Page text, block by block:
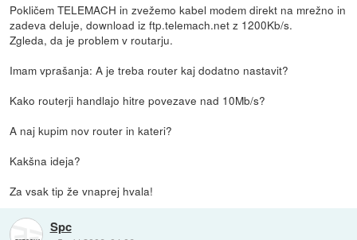
Pokličem TELEMACH in zvežemo kabel modem direkt na mrežno in
zadeva deluje, download iz ftp.telemach.net z 1200Kb/s.
Zgleda, da je problem v routarju.
Imam vprašanja: A je treba router kaj dodatno nastavit?
Kako routerji handlajo hitre povezave nad 10Mb/s?
A naj kupim nov router in kateri?
Kakšna ideja?
Za vsak tip že vnaprej hvala!
Spc